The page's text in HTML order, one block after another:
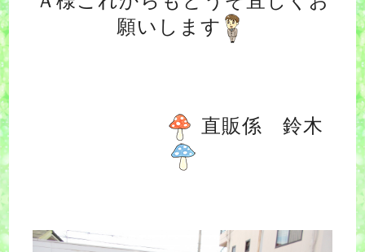
願いします
直販係 鈴木